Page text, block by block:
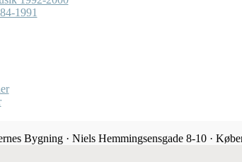
1991
Bygning · Niels Hemmingsensgade 8-10 ·